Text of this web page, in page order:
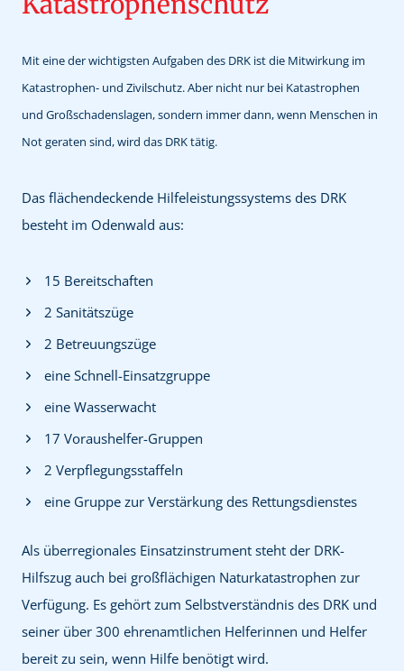
Mit eine der wichtigsten Aufgaben des DRK ist die Mitwirkung im
Katastrophen- und Zivilschutz. Aber nicht nur bei Katastrophen
und Großschadenslagen, sondern immer dann, wenn Menschen in
Not geraten sind, wird das DRK tätig.
Das flächendeckende Hilfeleistungssystems des DRK
besteht im Odenwald aus:
15 Bereitschaften
2 Sanitätszüge
2 Betreuungszüge
eine Schnell-Einsatzgruppe
eine Wasserwacht
17 Voraushelfer-Gruppen
2 Verpflegungsstaffeln
eine Gruppe zur Verstärkung des Rettungsdienstes
Als überregionales Einsatzinstrument steht der DRK-
Hilfszug auch bei großflächigen Naturkatastrophen zur
Verfügung. Es gehört zum Selbstverständnis des DRK und
seiner über 300 ehrenamtlichen Helferinnen und Helfer
bereit zu sein, wenn Hilfe benötigt wird.